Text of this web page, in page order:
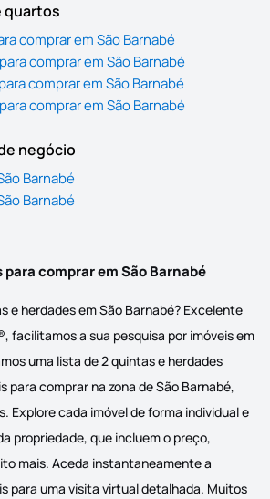
quartos
comprar em São Barnabé
comprar em São Barnabé
comprar em São Barnabé
comprar em São Barnabé
negócio
Barnabé
Barnabé
comprar em São Barnabé
e herdades em São Barnabé? Excelente
facilitamos a sua pesquisa por imóveis em
uma lista de 2 quintas e herdades
para comprar na zona de São Barnabé,
Explore cada imóvel de forma individual e
propriedade, que incluem o preço,
mais. Aceda instantaneamente a
para uma visita virtual detalhada. Muitos